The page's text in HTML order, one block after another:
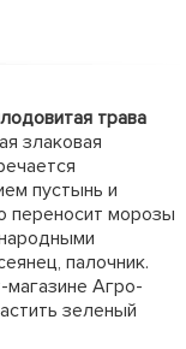
трава
злаковая
пустынь и
переносит морозы
палочник.
Агро-
зеленый